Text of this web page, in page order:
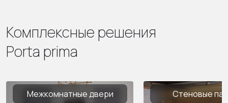
Комплексные решения
Porta prima
Межкомнатные двери Стеновые